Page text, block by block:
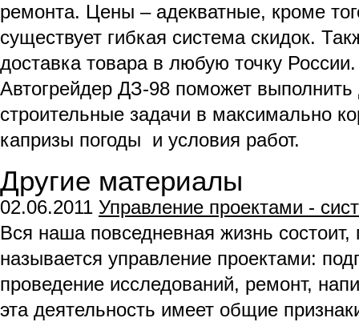
ремонта. Цены – адекватные, кроме
существует гибкая система скидок.
доставка товара в любую точку России.
Автогрейдер ДЗ-98 поможет
строительные задачи в максимально
капризы погоды и условия работ.
Другие материалы
02.06.2011 Управление проектами -
Вся наша повседневная жизнь
называется управление проектами:
проведение исследований, ремонт,
эта деятельность имеет общие